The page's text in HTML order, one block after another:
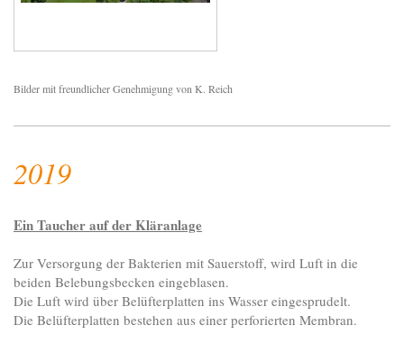
Bilder mit freundlicher Genehmigung von K. Reich
2019
Ein Taucher auf der Kläranlage
Zur Versorgung der Bakterien mit Sauerstoff, wird Luft in die
beiden Belebungsbecken eingeblasen.
Die Luft wird über Belüfterplatten ins Wasser eingesprudelt.
Die Belüfterplatten bestehen aus einer perforierten Membran.